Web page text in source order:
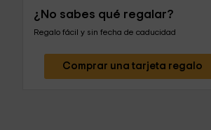
¿No sabes qué regalar?
Regalo fácil y sin fecha de caducidad
Comprar una tarjeta regalo